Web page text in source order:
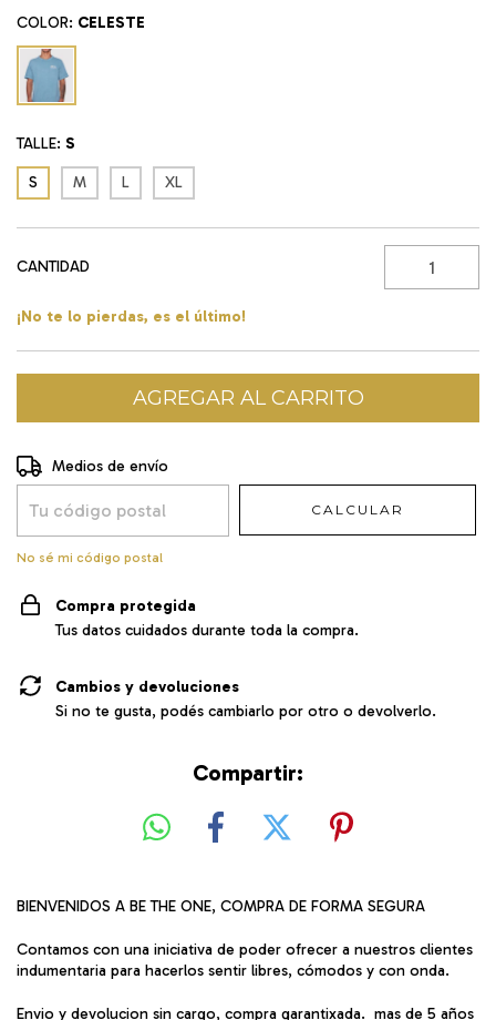
COLOR: CELESTE
TALLE: S
S M L XL
CANTIDAD
¡No te lo pierdas, es el último!
Entregas para el CP:
Medios de envío
CALCULAR
No sé mi código postal
Compra protegida
Tus datos cuidados durante toda la compra.
Cambios y devoluciones
Si no te gusta, podés cambiarlo por otro o devolverlo.
Compartir:
BIENVENIDOS A BE THE ONE, COMPRA DE FORMA SEGURA
Contamos con una iniciativa de poder ofrecer a nuestros clientes
indumentaria para hacerlos sentir libres, cómodos y con onda.
Envio y devolucion sin cargo, compra garantixada. mas de 5 años